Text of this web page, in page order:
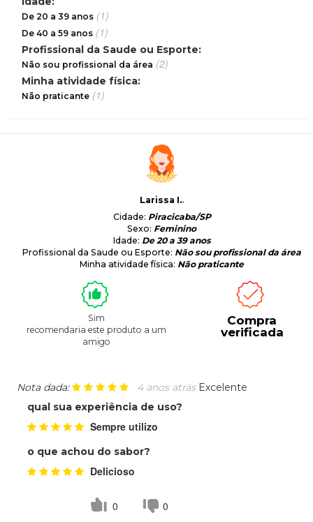
De 20 a 39 anos (1)
De 40 a 59 anos (1)
Profissional da Saude ou Esporte:
Não sou profissional da área (2)
Minha atividade física:
Não praticante (1)
Larissa I..
Cidade: Piracicaba/SP
Sexo: Feminino
Idade: De 20 a 39 anos
Profissional da Saude ou Esporte: Não sou profissional da área
Minha atividade física: Não praticante
Sim
recomendaria este produto a um
amigo
Compra
verificada
Nota dada: 4 anos atrás Excelente
qual sua experiência de uso?
Sempre utilizo
o que achou do sabor?
Delicioso
0 0